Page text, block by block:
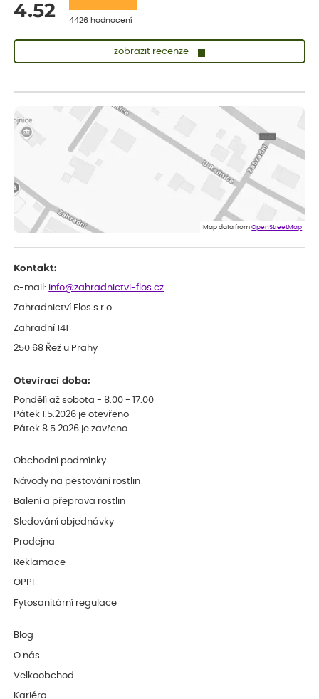
4.52 4426 hodnocení
zobrazit recenze
Vše přišlo velice rychle krásně zabalené. Rostlinky po přesazení
velice dobře prospívají
Jarda
Dobrý den, byli jsme spokojeni
Eshop, objednání bylo v pořádku, žádný problém. Jen jsem byla
smutná z dodávky jedné kytky, která nebyla v nejlepší kondici a i
Map data fromOpenStreetMap
Kontakt:
e-mail: info@zahradnictvi-flos.cz
Zahradnictví Flos s.r.o.
Zahradní 141
250 68 Řež u Prahy
Otevírací doba:
Pondělí až sobota - 8:00 - 17:00
Pátek 1.5.2026 je otevřeno
Pátek 8.5.2026 je zavřeno
Obchodní podmínky
Návody na pěstování rostlin
Balení a přeprava rostlin
Sledování objednávky
Prodejna
Reklamace
OPPI
Fytosanitární regulace
Blog
O nás
Velkoobchod
Kariéra